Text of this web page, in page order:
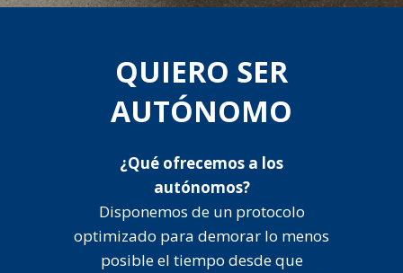
QUIERO SER
AUTÓNOMO
¿Qué ofrecemos a los
autónomos?
Disponemos de un protocolo
optimizado para demorar lo menos
posible el tiempo desde que